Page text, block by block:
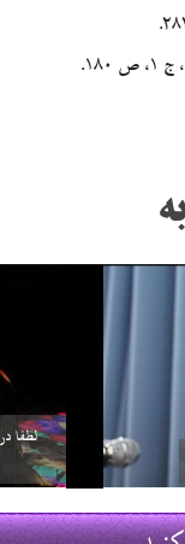
چيزي را
2 اسفند 96